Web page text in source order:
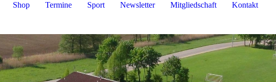
Shop Termine Sport Newsletter Mitgliedschaft Kontakt